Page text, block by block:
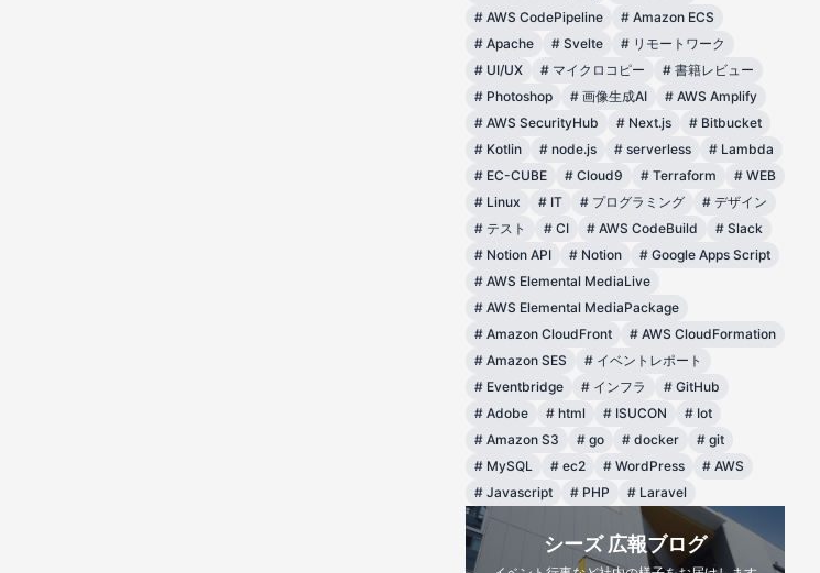
# AWS CodePipeline # Amazon ECS
# Apache # Svelte # リモートワーク
# UI/UX # マイクロコピー # 書籍レビュー
# Photoshop # 画像生成AI # AWS Amplify
# AWS SecurityHub # Next.js # Bitbucket
# Kotlin # node.js # serverless # Lambda
# EC-CUBE # Cloud9 # Terraform # WEB
# Linux # IT # プログラミング # デザイン
# テスト # CI # AWS CodeBuild # Slack
# Notion API # Notion # Google Apps Script
# AWS Elemental MediaLive
# AWS Elemental MediaPackage
# Amazon CloudFront # AWS CloudFormation
# Amazon SES # イベントレポート
# Eventbridge # インフラ # GitHub
# Adobe # html # ISUCON # Iot
# Amazon S3 # go # docker # git
# MySQL # ec2 # WordPress # AWS
# Javascript # PHP # Laravel
シーズ 広報ブログ